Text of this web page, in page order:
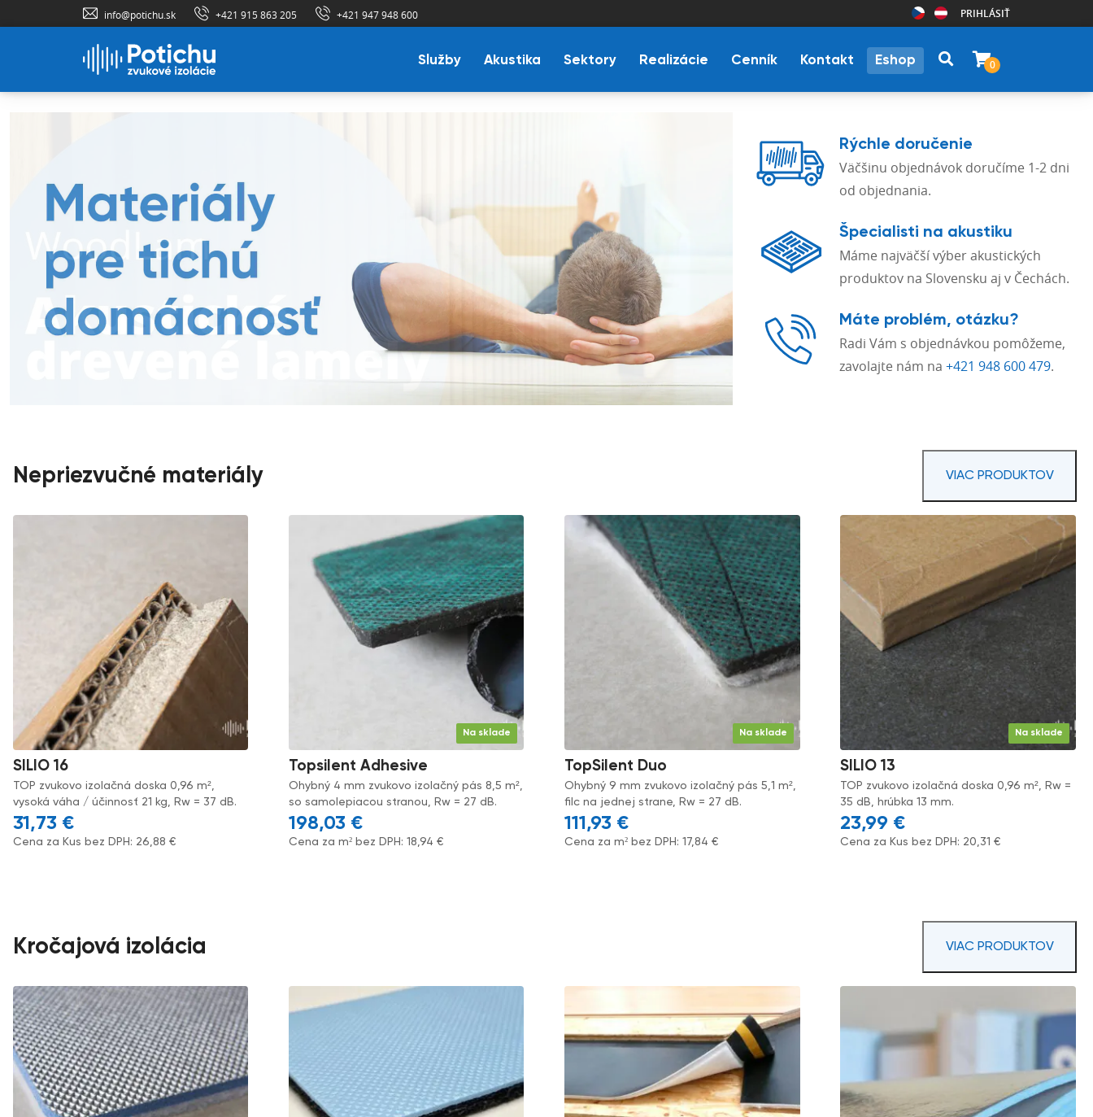
info@potichu.sk +421 915 863 205 +421 947 948 600 PRIHLÁSIŤ
Služby Akustika Sektory Realizácie Cenník Kontakt Eshop 0
Rýchle doručenie
Väčšinu objednávok doručíme 1-2 dni
od objednania.
Špecialisti na akustiku
Máme najväčší výber akustických
produktov na Slovensku aj v Čechách.
Máte problém, otázku?
Radi Vám s objednávkou pomôžeme,
zavolajte nám na +421 948 600 479.
Nepriezvučné materiály VIAC PRODUKTOV
SILIO 16
TOP zvukovo izolačná doska 0,96 m²,
vysoká váha / účinnosť 21 kg, Rw = 37 dB.
31,73 €
Cena za Kus bez DPH: 26,88 €
Na sklade
Topsilent Adhesive
Ohybný 4 mm zvukovo izolačný pás 8,5 m²,
so samolepiacou stranou, Rw = 27 dB.
198,03 €
Cena za m² bez DPH:18,94€
Na sklade
TopSilent Duo
Ohybný 9 mm zvukovo izolačný pás 5,1 m²,
filc na jednej strane, Rw = 27 dB.
111,93 €
Cena za m² bez DPH:17,84€
Na sklade
SILIO 13
TOP zvukovo izolačná doska 0,96 m², Rw =
35 dB, hrúbka 13 mm.
23,99 €
Cena za Kus bez DPH: 20,31€
Kročajová izolácia VIAC PRODUKTOV